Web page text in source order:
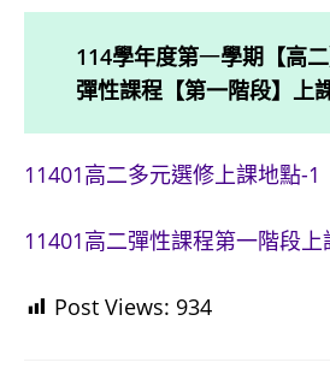
114學年度第一學期【高
彈性課程【第一階段】上
11401高二多元選修上課地點-1
11401高二彈性課程第一階段上
Post Views: 934